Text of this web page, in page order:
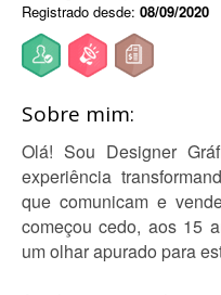
Registrado desde: 08/09/2020
Sobre mim:
Olá! Sou Designer
experiência
que comunicam e
começou cedo, aos 15
um olhar apurado para